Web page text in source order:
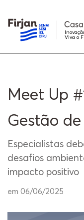
Viva o
Meet Up
Gestão
Especialistas
desafios
impacto positivo
em 06/06/2025